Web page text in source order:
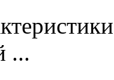
...